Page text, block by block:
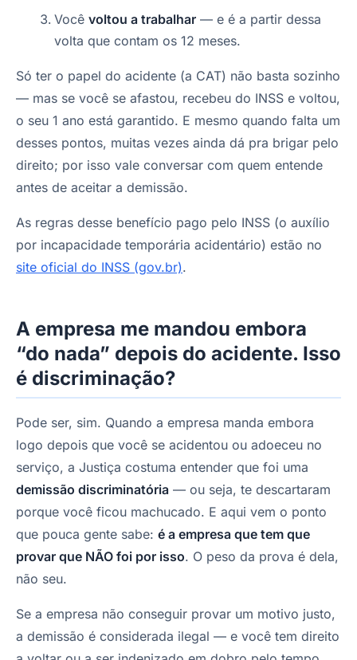
Você voltou a trabalhar — e é a partir dessa
volta que contam os 12 meses.
Só ter o papel do acidente (a CAT) não basta sozinho
— mas se você se afastou, recebeu do INSS e voltou,
o seu 1 ano está garantido. E mesmo quando falta um
desses pontos, muitas vezes ainda dá pra brigar pelo
direito; por isso vale conversar com quem entende
antes de aceitar a demissão.
As regras desse benefício pago pelo INSS (o auxílio
por incapacidade temporária acidentário) estão no
site oficial do INSS (gov.br).
A empresa me mandou embora
“do nada” depois do acidente. Isso
é discriminação?
Pode ser, sim. Quando a empresa manda embora
logo depois que você se acidentou ou adoeceu no
serviço, a Justiça costuma entender que foi uma
demissão discriminatória — ou seja, te descartaram
porque você ficou machucado. E aqui vem o ponto
que pouca gente sabe: é a empresa que tem que
provar que NÃO foi por isso. O peso da prova é dela,
não seu.
Se a empresa não conseguir provar um motivo justo,
a demissão é considerada ilegal — e você tem direito